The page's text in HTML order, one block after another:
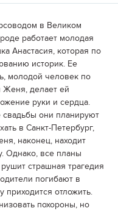
в Великом
работает молодая
Анастасия, которая по
историк. Ее
молодой человек по
Женя, делает ей
руки и сердца.
свадьбы они планируют
в Санкт-Петербург,
наконец, находит
Однако, все планы
страшная трагедия
погибают в
приходится отложить.
похороны, но